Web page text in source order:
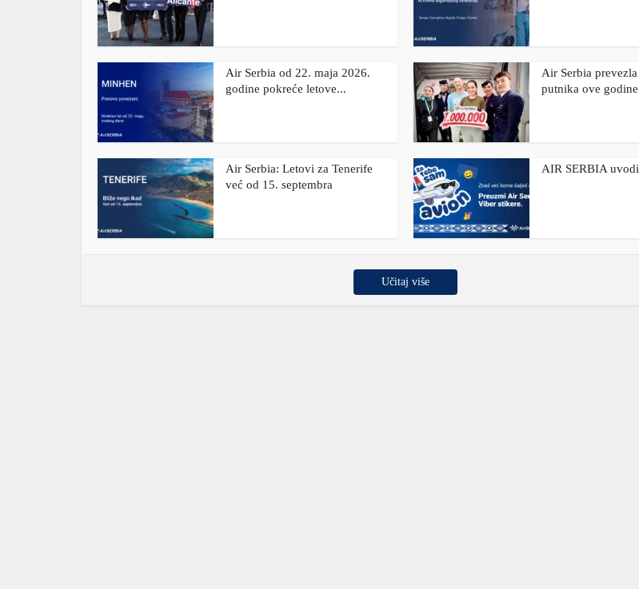
Air Serbia od 22. maja 2026.
godine pokreće letove...
Air Serbia
putnika ove godine
Air Serbia: Letovi za Tenerife
već od 15. septembra
AIR SERBIA
Učitaj više